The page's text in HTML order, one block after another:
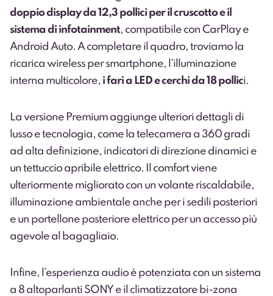
doppio display da 12,3 pollici per il cruscotto e il
sistema di infotainment, compatibile con CarPlay e
Android Auto. A completare il quadro, troviamo la
ricarica wireless per smartphone, l’illuminazione
interna multicolore, i fari a LED e cerchi da 18 pollici.
La versione Premium aggiunge ulteriori dettagli di
lusso e tecnologia, come la telecamera a 360 gradi
ad alta definizione, indicatori di direzione dinamici e
un tettuccio apribile elettrico. Il comfort viene
ulteriormente migliorato con un volante riscaldabile,
illuminazione ambientale anche per i sedili posteriori
e un portellone posteriore elettrico per un accesso più
agevole al bagagliaio.
Infine, l’esperienza audio è potenziata con un sistema
a 8 altoparlanti SONY e il climatizzatore bi-zona